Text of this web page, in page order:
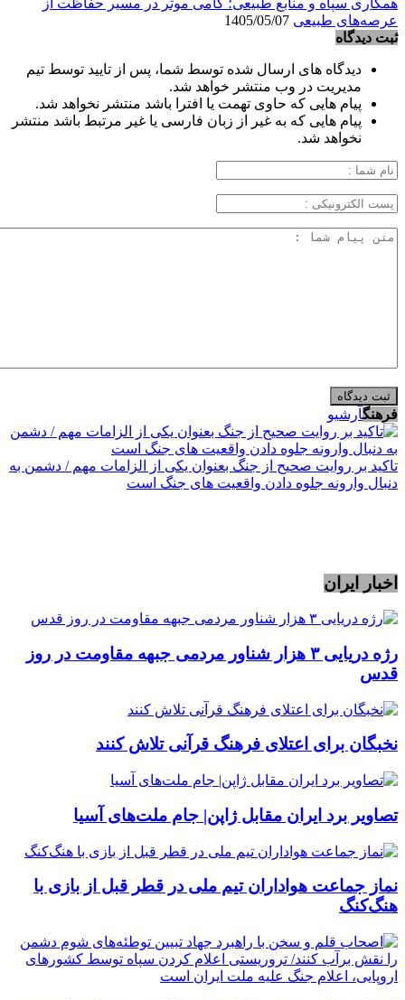
عرصه‌های طبیعی
ثبت دیدگاه
دیدگاه های ارسال شده توسط شما، پس از تایید توسط تیم
مدیریت در وب منتشر خواهد شد.
پیام هایی که حاوی تهمت یا افترا باشد منتشر نخواهد شد.
پیام هایی که به غیر از زبان فارسی یا غیر مرتبط باشد منتشر
نخواهد شد.
فرهنگآرشیو
تاکید بر روایت صحیح از جنگ بعنوان یکی از الزامات مهم / دشمن به
دنبال وارونه جلوه دادن واقعیت های جنگ است
اخبار ایران
رژه دریایی ۳ هزار شناور مردمی جبهه مقاومت در روز
قدس
نخبگان برای اعتلای فرهنگ قرآنی تلاش کنند
تصاویر برد ایران مقابل ژاپن| جام ملت‌های آسیا
نماز جماعت هواداران تیم ملی در قطر قبل از بازی با
هنگ‌کنگ